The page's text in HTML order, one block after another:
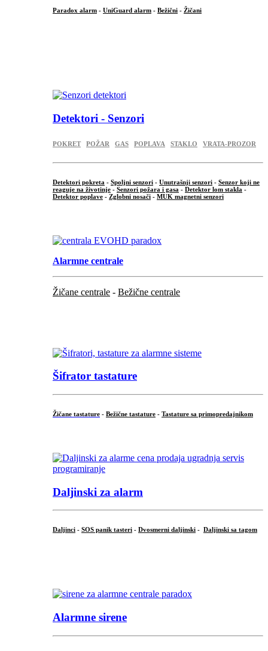
Paradox alarm - UniGuard alarm - Bežični - Žičani
Detektori - Senzori
POKRET POŽAR GAS POPLAVA STAKLO VRATA-PROZOR
Detektori pokreta - Spoljni senzori - Unutrašnji senzori - Senzor koji ne
reaguje na životinje - Senzori požara i gasa - Detektor lom stakla -
Detektor poplave - Zglobni nosači - MUK magnetni senzori
Alarmne centrale
Žičane centrale - Bežične centrale
Šifrator tastature
Žičane tastature - Bežične tastature - Tastature sa primopredajnikom
Daljinski za alarm
Daljinci - SOS panik tasteri - Dvosmerni daljinski - Daljinski sa tagom
Alarmne sirene